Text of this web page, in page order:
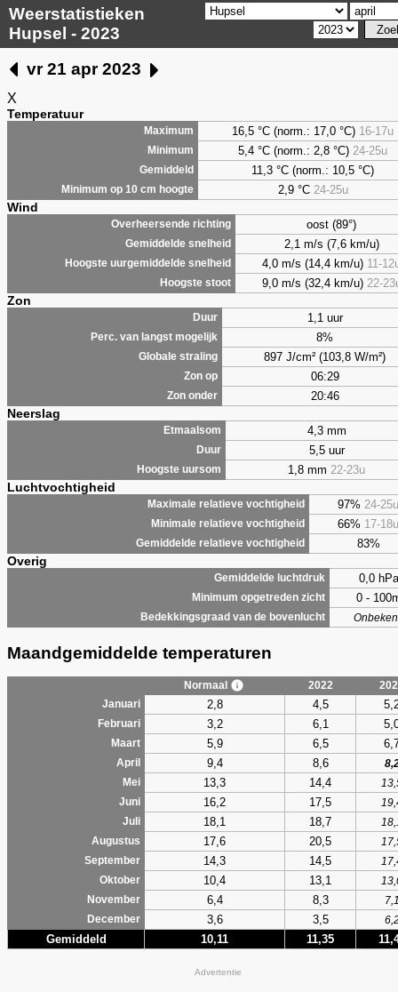
Weerstatistieken
Hupsel - 2023
vr 21 apr 2023
X
Temperatuur
Maximum 16,5 °C (norm.: 17,0 °C) 16-17u
Minimum 5,4 °C (norm.: 2,8 °C) 24-25u
Gemiddeld 11,3 °C (norm.: 10,5 °C)
Minimum op 10 cm hoogte 2,9°C 24-25u
Wind
Overheersende richting oost (89°)
Gemiddelde snelheid 2,1 m/s (7,6 km/u)
Hoogste uurgemiddelde snelheid 4,0 m/s (14,4 km/u) 11-
Hoogste stoot 9,0 m/s (32,4 km/u) 22-
Zon
Duur 1,1 uur
Perc. van langst mogelijk 8%
Globale straling 897 J/cm² (103,8 W/m²)
Zon op 06:29
Zon onder 20:46
Neerslag
Etmaalsom 4,3 mm
Duur 5,5 uur
Hoogste uursom 1,8 mm 22-23u
Luchtvochtigheid
Maximale relatieve vochtigheid 97% 24-25u
Minimale relatieve vochtigheid 66% 17-18u
Gemiddelde relatieve vochtigheid 83%
Overig
Gemiddelde luchtdruk 0,0 hPa
Minimum opgetreden zicht 0 -
Bedekkingsgraad van de bovenlucht
Maandgemiddelde temperaturen
Normaal 2022
Januari
2,8 4,5
Februari 3,2 6,1
Maart 5,9 6,5
April 9,4 8,6
Mei
13,3 14,4
Juni
16,2 17,5
Juli
18,1 18,7
Augustus
17,6 20,5
September
14,3 14,5
Oktober
10,4 13,1
November
6,4 8,3
December
3,6 3,5
Gemiddeld 10,11 11,35
Advertentie